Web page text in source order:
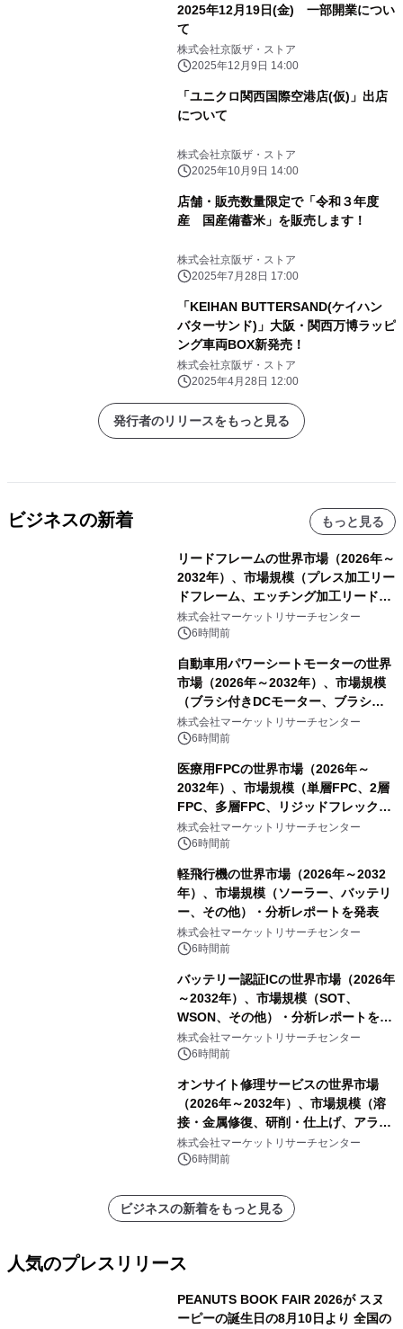
2025年12月19日(金) 一部開業につい
て
株式会社京阪ザ・ストア
2025年12月9日 14:00
「ユニクロ関西国際空港店(仮)」出店
について
株式会社京阪ザ・ストア
2025年10月9日 14:00
店舗・販売数量限定で「令和３年度
産 国産備蓄米」を販売します！
株式会社京阪ザ・ストア
2025年7月28日 17:00
「KEIHAN BUTTERSAND(ケイハン
バターサンド)」大阪・関西万博ラッピ
ング車両BOX新発売！
株式会社京阪ザ・ストア
2025年4月28日 12:00
発行者のリリースをもっと見る
ビジネスの新着 もっと見る
リードフレームの世界市場（2026年～
2032年）、市場規模（プレス加工リー
ドフレーム、エッチング加工リードフ
レーム）・分析レポートを発表
株式会社マーケットリサーチセンター
6時間前
自動車用パワーシートモーターの世界
市場（2026年～2032年）、市場規模
（ブラシ付きDCモーター、ブラシレ
スDCモーター）・分析レポートを発
表
株式会社マーケットリサーチセンター
6時間前
医療用FPCの世界市場（2026年～
2032年）、市場規模（単層FPC、2層
FPC、多層FPC、リジッドフレックス
PCB）・分析レポートを発表
株式会社マーケットリサーチセンター
6時間前
軽飛行機の世界市場（2026年～2032
年）、市場規模（ソーラー、バッテリ
ー、その他）・分析レポートを発表
株式会社マーケットリサーチセンター
6時間前
バッテリー認証ICの世界市場（2026年
～2032年）、市場規模（SOT、
WSON、その他）・分析レポートを発
表
株式会社マーケットリサーチセンター
6時間前
オンサイト修理サービスの世界市場
（2026年～2032年）、市場規模（溶
接・金属修復、研削・仕上げ、アライ
メント、その他）・分析レポートを発
表
株式会社マーケットリサーチセンター
6時間前
ビジネスの新着をもっと見る
人気のプレスリリース
PEANUTS BOOK FAIR 2026が スヌ
ーピーの誕生日の8月10日より 全国の